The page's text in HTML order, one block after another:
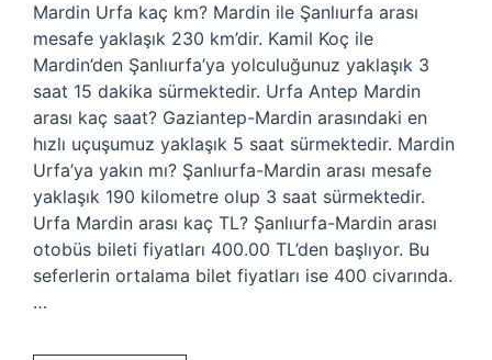
Mardin Urfa kaç km? Mardin ile Şanlıurfa arası
mesafe yaklaşık 230 km’dir. Kamil Koç ile
Mardin’den Şanlıurfa’ya yolculuğunuz yaklaşık 3
saat 15 dakika sürmektedir. Urfa Antep Mardin
arası kaç saat? Gaziantep-Mardin arasındaki en
hızlı uçuşumuz yaklaşık 5 saat sürmektedir. Mardin
Urfa’ya yakın mı? Şanlıurfa-Mardin arası mesafe
yaklaşık 190 kilometre olup 3 saat sürmektedir.
Urfa Mardin arası kaç TL? Şanlıurfa-Mardin arası
otobüs bileti fiyatları 400.00 TL’den başlıyor. Bu
seferlerin ortalama bilet fiyatları ise 400 civarında.
…